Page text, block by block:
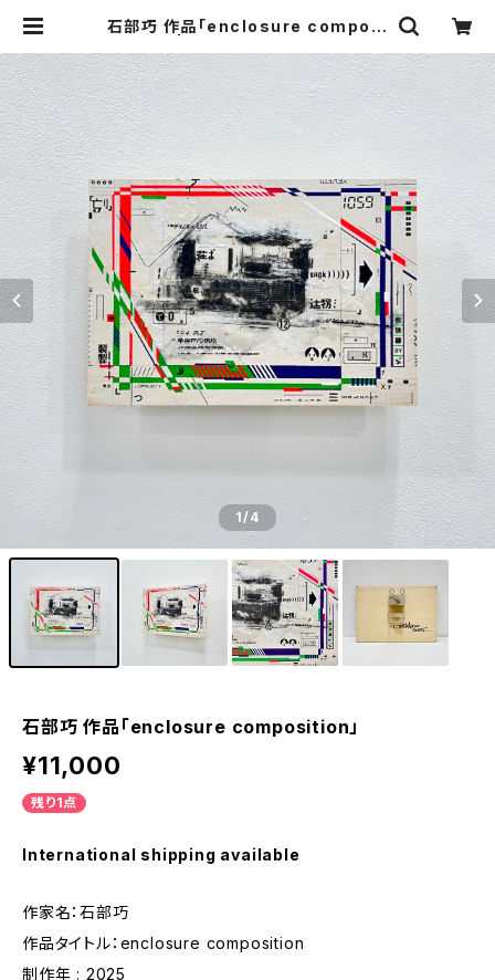
石部巧 作品「enclosure composi
1/4
石部巧 作品「enclosure composition」
¥11,000
残り1点
International shipping available
作家名：石部巧
作品タイトル：enclosure composition
制作年 : 2025